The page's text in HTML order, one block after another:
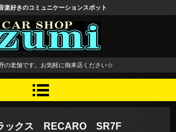
安曇野市 タイヤ ホ
デッドニング カーオ
ィオ レカロシート
楽好きのコミュニケーションスポット
の老舗です。お気軽に御来店ください☆
ックス RECARO SR7F